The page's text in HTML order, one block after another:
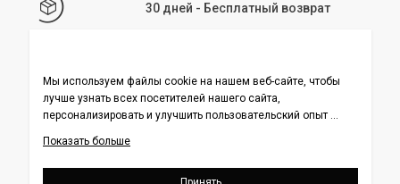
30 дней - Бесплатный возврат
Колл-центр